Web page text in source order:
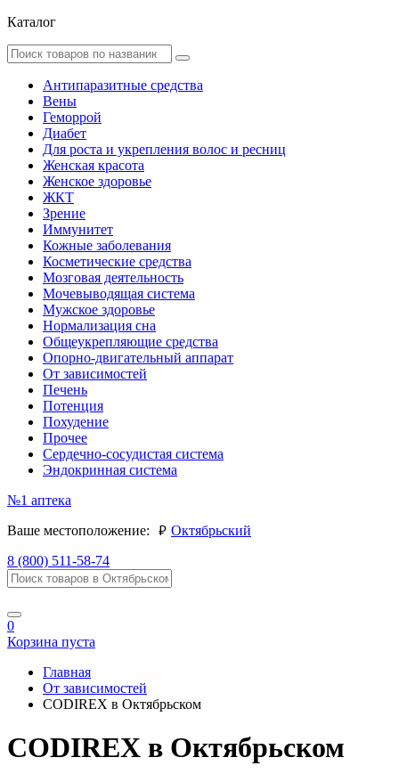
Каталог
Антипаразитные средства
Вены
Геморрой
Диабет
Для роста и укрепления волос и ресниц
Женская красота
Женское здоровье
ЖКТ
Зрение
Иммунитет
Кожные заболевания
Косметические средства
Мозговая деятельность
Мочевыводящая система
Мужское здоровье
Нормализация сна
Общеукрепляющие средства
Опорно-двигательный аппарат
От зависимостей
Печень
Потенция
Похудение
Прочее
Сердечно-сосудистая система
Эндокринная система
№1 аптека
Ваше местоположение:
руб. Октябрьский
8 (800) 511-58-74
0
Корзина пуста
Главная
От зависимостей
CODIREX в Октябрьском
CODIREX в Октябрьском